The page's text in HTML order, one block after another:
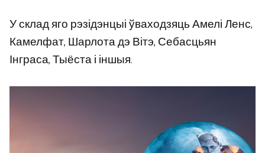
У склад яго рэзідэнцыі ўваходзяць Амелі Ленс,
Камелфат, Шарлота дэ Вітэ, Себасцьян
Інграса, Тыёста і іншыя.